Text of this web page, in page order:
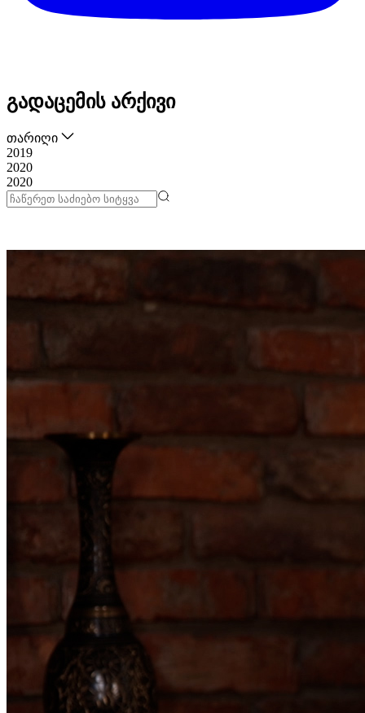
გადაცემის არქივი
თარიღი
2019
2020
2020